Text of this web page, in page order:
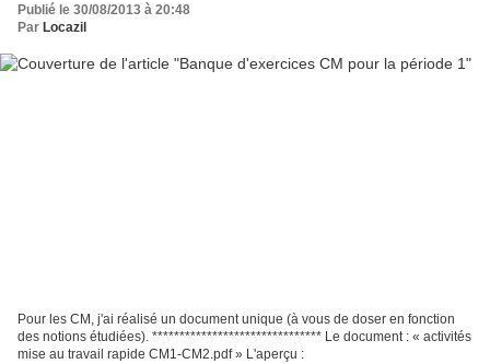
Publié le 30/08/2013 à 20:48
Par Locazil
Pour les CM, j'ai réalisé un document unique (à vous de doser en fonction
des notions étudiées). ******************************* Le document : « activités
mise au travail rapide CM1-CM2.pdf » L'aperçu :